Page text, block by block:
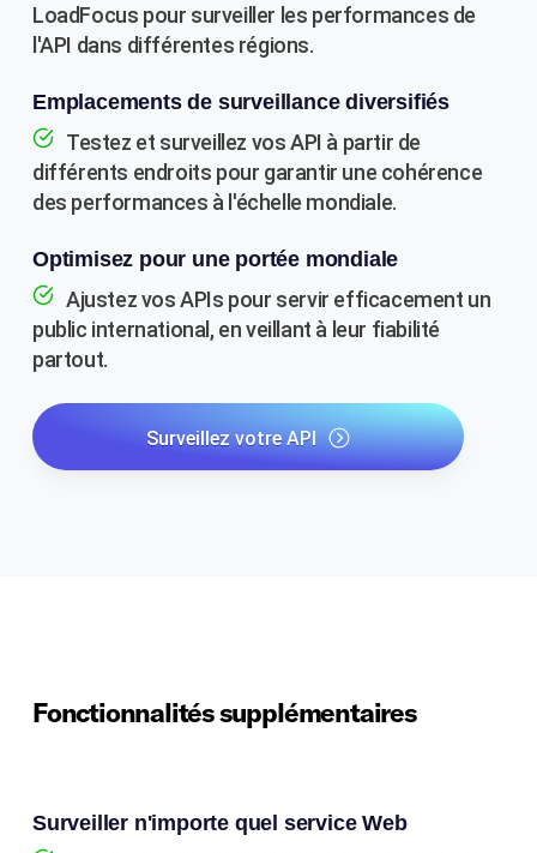
LoadFocus pour surveiller les performances de
l'API dans différentes régions.
Emplacements de surveillance diversifiés
Testez et surveillez vos API à partir de
différents endroits pour garantir une cohérence
des performances à l'échelle mondiale.
Optimisez pour une portée mondiale
Ajustez vos APIs pour servir efficacement un
public international, en veillant à leur fiabilité
partout.
Surveillez votre API
Fonctionnalités supplémentaires
Surveiller n'importe quel service Web